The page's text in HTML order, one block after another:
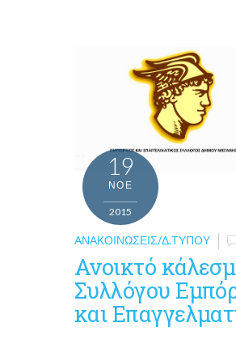
19
ΝΟΈ
2015
ΑΝΑΚΟΙΝΏΣΕΙΣ/Δ.ΤΎΠΟΥ
Ανοικτό
Συλλόγου
και